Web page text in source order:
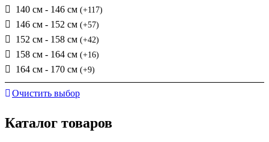
140 см - 146 см (+117)
146 см - 152 см (+57)
152 см - 158 см (+42)
158 см - 164 см (+16)
164 см - 170 см (+9)
Очистить выбор
Каталог товаров